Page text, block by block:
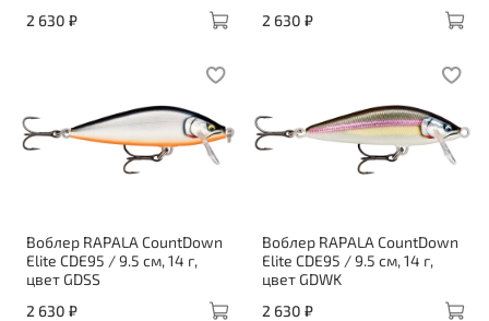
2 630 ₽
2 630 ₽
Воблер RAPALA CountDown
Elite CDE95 / 9.5 см, 14 г,
цвет GDSS
2 630 ₽
Воблер RAPALA CountDown
Elite CDE95 / 9.5 см, 14 г,
цвет GDWK
2 630 ₽